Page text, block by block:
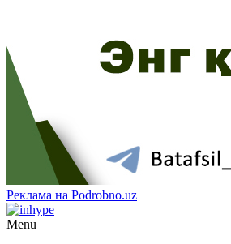
Реклама на Podrobno.uz
Menu